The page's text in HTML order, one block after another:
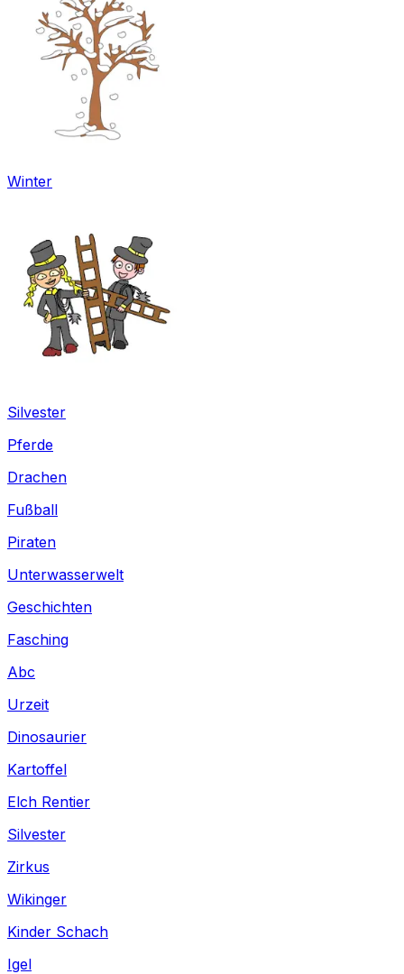
Winter
Silvester
Pferde
Drachen
Fußball
Piraten
Unterwasserwelt
Geschichten
Fasching
Abc
Urzeit
Dinosaurier
Kartoffel
Elch Rentier
Silvester
Zirkus
Wikinger
Kinder Schach
Igel